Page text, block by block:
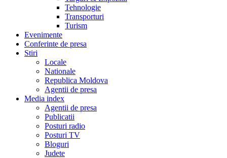
Tehnologie
Transporturi
Turism
Evenimente
Conferinte de presa
Stiri
Locale
Nationale
Republica Moldova
Agentii de presa
Media index
Agentii de presa
Publicatii
Posturi radio
Posturi TV
Bloguri
Judete